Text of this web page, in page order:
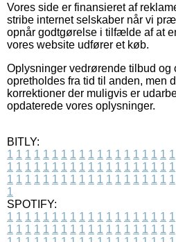
Vores side er finansieret af
stribe internet selskaber når vi
opnår godtgørelse i tilfælde af at
vores website udfører et køb.
Oplysninger vedrørende tilbud og
opretholdes fra tid til anden, men
korrektioner der muligvis er
opdaterede vores oplysninger.
BITLY:
1 1 1 1 1 1 1 1 1 1 1 1 1 1 1 1 1 1 1
1 1 1 1 1 1 1 1 1 1 1 1 1 1 1 1 1 1 1
1 1 1 1 1 1 1 1 1 1 1 1 1 1 1 1 1 1 1
1
SPOTIFY:
1 1 1 1 1 1 1 1 1 1 1 1 1 1 1 1 1 1 1
1 1 1 1 1 1 1 1 1 1 1 1 1 1 1 1 1 1 1